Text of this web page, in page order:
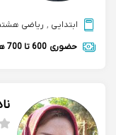
ابتدایی , ریاضی
حضوری 600 تا 700 هزارتومان